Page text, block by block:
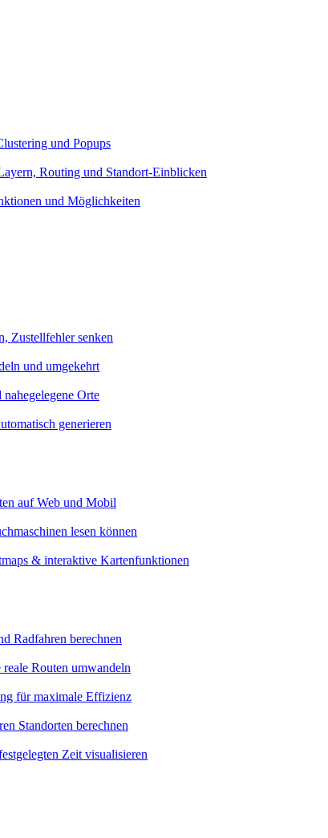
und Popups
Routing und Standort-Einblicken
und Möglichkeiten
Zustellfehler senken
und umgekehrt
Orte
generieren
auf Web und Mobil
lesen können
& interaktive Kartenfunktionen
Radfahren berechnen
Routen umwandeln
für maximale Effizienz
Standorten berechnen
Zeit visualisieren